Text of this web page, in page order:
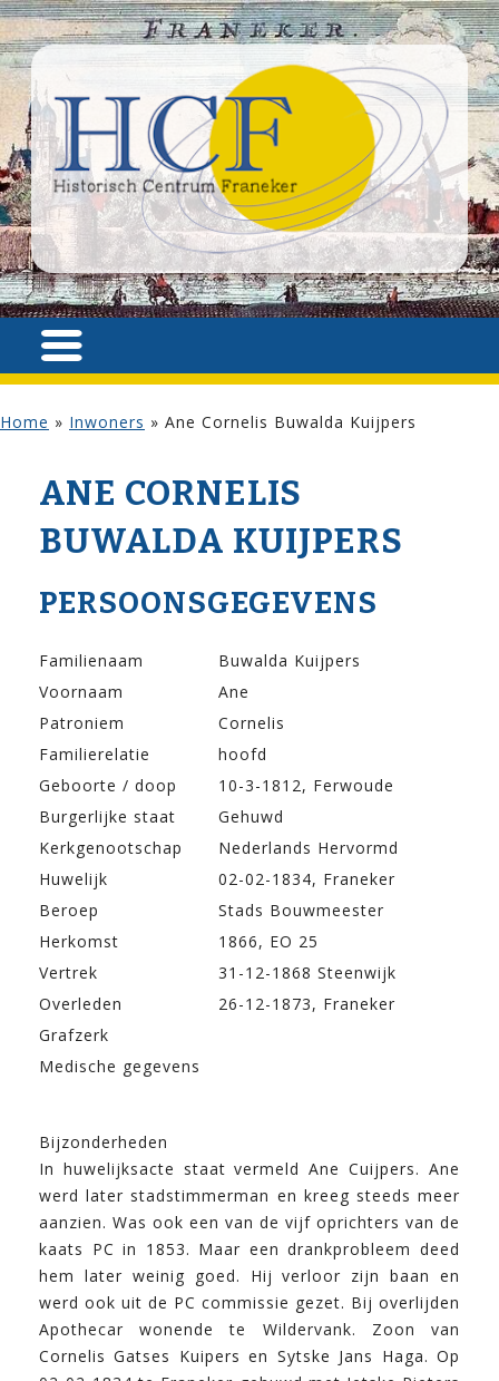
Home » Inwoners » Ane Cornelis Buwalda Kuijpers
ANE CORNELIS
BUWALDA KUIJPERS
PERSOONSGEGEVENS
Familienaam
Buwalda Kuijpers
Voornaam
Ane
Patroniem
Cornelis
Familierelatie
hoofd
Geboorte / doop
10-3-1812, Ferwoude
Burgerlijke staat
Gehuwd
Kerkgenootschap
Nederlands Hervormd
Huwelijk
02-02-1834, Franeker
Beroep
Stads Bouwmeester
Herkomst
1866, EO 25
Vertrek
31-12-1868 Steenwijk
Overleden
26-12-1873, Franeker
Grafzerk
Medische gegevens
Bijzonderheden
In huwelijksacte staat vermeld Ane Cuijpers. Ane
werd later stadstimmerman en kreeg steeds meer
aanzien. Was ook een van de vijf oprichters van de
kaats PC in 1853. Maar een drankprobleem deed
hem later weinig goed. Hij verloor zijn baan en
werd ook uit de PC commissie gezet. Bij overlijden
Apothecar wonende te Wildervank. Zoon van
Cornelis Gatses Kuipers en Sytske Jans Haga. Op